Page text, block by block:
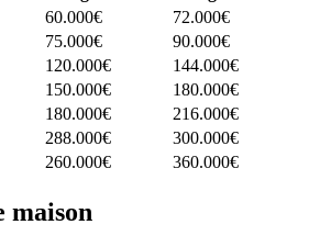
60.000€
72.000€
75.000€
90.000€
120.000€
144.000€
150.000€
180.000€
180.000€
216.000€
288.000€
300.000€
260.000€ 360.000€
maison